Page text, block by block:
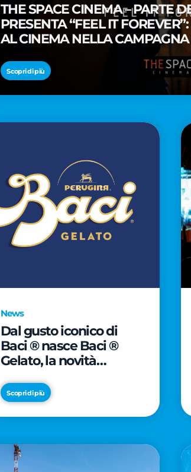
THE SPACE CINEMA – PARTE
PRESENTA “FEEL IT
AL CINEMA NELLA
PREMIO OSCAR® TAIKA
Scopri di più
News
Dal gusto iconico di
Baci ® nasce Baci ®
Gelato, la novità
Scopri di più